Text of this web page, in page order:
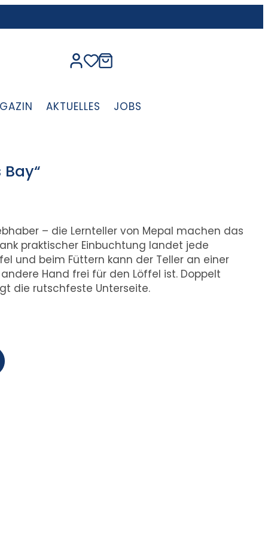
AKTUELLES JOBS
Bay“
– die Lernteller von Mepal machen das
praktischer Einbuchtung landet jede
und beim Füttern kann der Teller an einer
Hand frei für den Löffel ist. Doppelt
die rutschfeste Unterseite.